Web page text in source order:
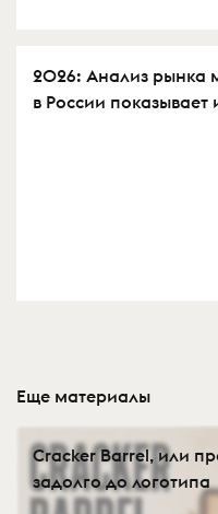
2026: Анализ рынка
в России
Еще материалы
Cracker Barrel, или
задолго до логотипа